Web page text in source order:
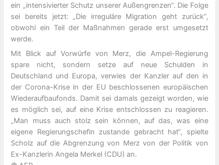
ein „intensivierter Schutz unserer Außengrenzen“. Die Folge
sei bereits jetzt: „Die irreguläre Migration geht zurück“,
obwohl ein Teil der Maßnahmen gerade erst umgesetzt
werde.
Mit Blick auf Vorwürfe von Merz, die Ampel-Regierung
spare nicht, sondern setze auf neue Schulden in
Deutschland und Europa, verwies der Kanzler auf den in
der Corona-Krise in der EU beschlossenen europäischen
Wiederaufbaufonds. Damit sei damals gezeigt worden, wie
es möglich sei, auf eine Krise entschlossen zu reagieren.
„Man muss auch stolz sein können, auf das, was eine
eigene Regierungschefin zustande gebracht hat“, spielte
Scholz auf die Abgrenzung von Merz von der Politik von
Ex-Kanzlerin Angela Merkel (CDU) an.